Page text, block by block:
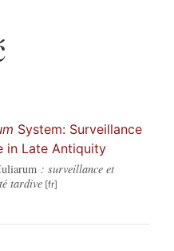
System: Surveillance
in Late Antiquity
: surveillance et
tardive